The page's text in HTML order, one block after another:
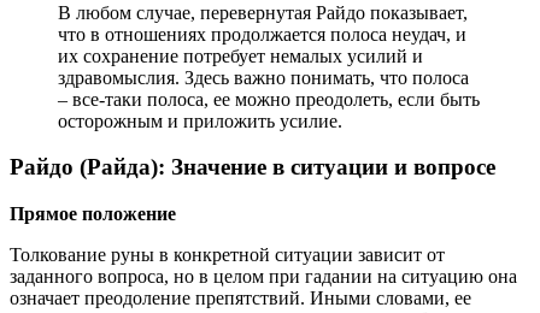
В любом случае, перевернутая Райдо показывает,
что в отношениях продолжается полоса неудач, и
их сохранение потребует немалых усилий и
здравомыслия. Здесь важно понимать, что полоса
– все-таки полоса, ее можно преодолеть, если быть
осторожным и приложить усилие.
Райдо (Райда): Значение в ситуации и вопросе
Прямое положение
Толкование руны в конкретной ситуации зависит от
заданного вопроса, но в целом при гадании на ситуацию она
означает преодоление препятствий. Иными словами, ее